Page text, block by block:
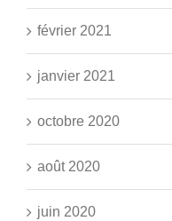
février 2021
janvier 2021
octobre 2020
août 2020
juin 2020